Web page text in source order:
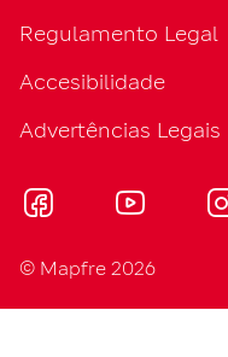
Regulamento Legal
Accesibilidade
Advertências Legais
© Mapfre 2026